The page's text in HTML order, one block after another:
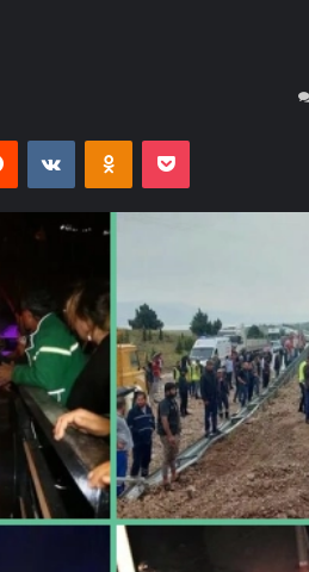
Reddit VKontakteOdnoklassniki
Pocket